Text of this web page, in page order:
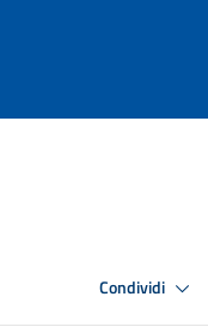
Condividi